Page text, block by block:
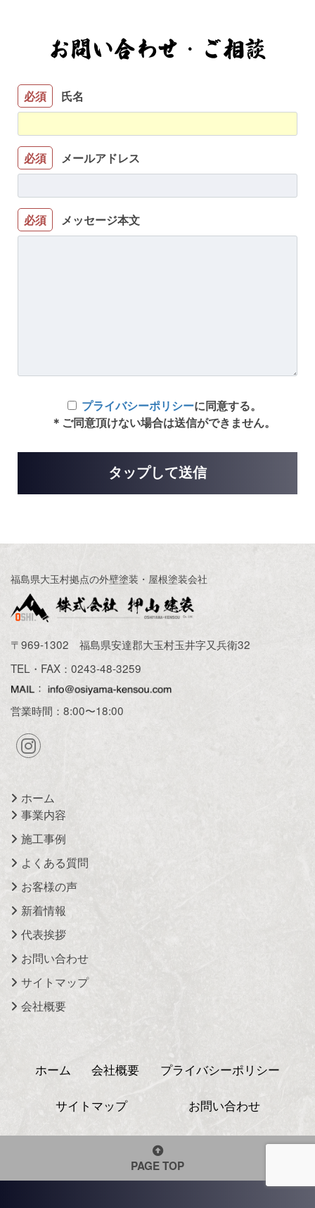
お問い合わせ・ご相談
必須 氏名
必須 メールアドレス
必須 メッセージ本文
プライバシーポリシーに同意する。
＊ご同意頂けない場合は送信ができません。
福島県大玉村拠点の外壁塗装・屋根塗装会社
〒969-1302 福島県安達郡大玉村玉井字又兵衛32
TEL・FAX： 0243-48-3259
営業時間：8:00〜18:00
ホーム
事業内容
施工事例
よくある質問
お客様の声
新着情報
代表挨拶
お問い合わせ
サイトマップ
会社概要
ホーム 会社概要 プライバシーポリシー
サイトマップ お問い合わせ
PAGE TOP